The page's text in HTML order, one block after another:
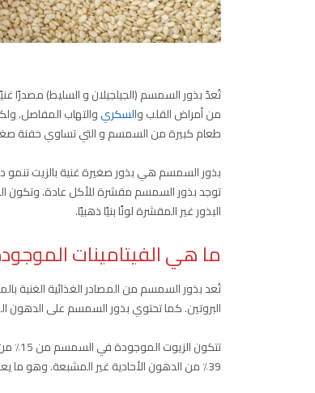
تُعدّ بذور السمسم (الجيلجيلان و السليط) مصدرًا
من أمراض القلب والسكري
طعام كبيرة من السمسم و التي تساوي حفنة
بذور السمسم هي بذور صغيرة غنية بالزيت
توجد بذور السمسم مقشرة للأكل عادة. وتكون
البذور غير المقشرة لونًا بنيًا ذهبيًا.
ما هي الفيتامينات
البروتين. كما تحتوي بذور السمسم على الدهون الصحية
39٪ من الدهون الأحادية غير المشبعة. وهو ما يعطيها القدرة مع الألياف على تخفيض الكوليستيرول.